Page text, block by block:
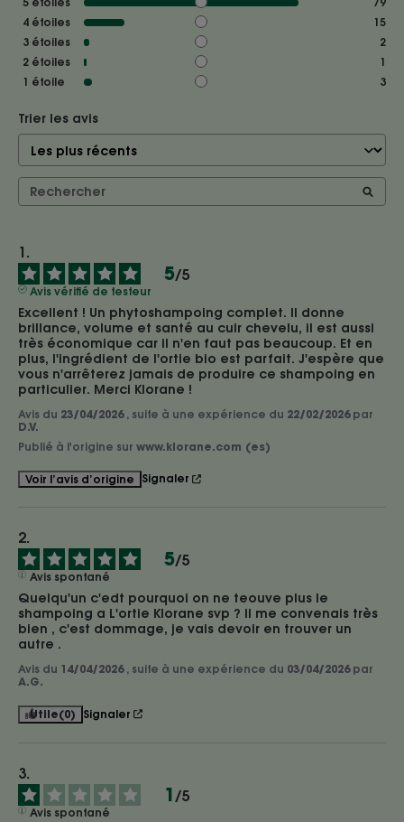
4 étoiles
15
3 étoiles
2
2 étoiles
1
1 étoile 3
Trier les avis
5/5
Avis vérifié de testeur
Excellent ! Un phytoshampoing complet. Il donne
brillance, volume et santé au cuir chevelu, il est aussi
très économique car il n'en faut pas beaucoup. Et en
plus, l'ingrédient de l'ortie bio est parfait. J'espère que
vous n'arrêterez jamais de produire ce shampoing en
particulier. Merci Klorane !
Avis du 23/04/2026 , suite à une expérience du 22/02/2026 par
D.V.
Publié à l'origine sur www.klorane.com (es)
Voir l’avis d’origine Signaler
5/5
Avis spontané
Quelqu'un c'edt pourquoi on ne teouve plus le
shampoing a L'ortie Klorane svp ? Il me convenais très
bien , c'est dommage, je vais devoir en trouver un
autre .
Avis du 14/04/2026 , suite à une expérience du 03/04/2026 par
A.G.
Utile(0) Signaler
1 /5
Avis spontané